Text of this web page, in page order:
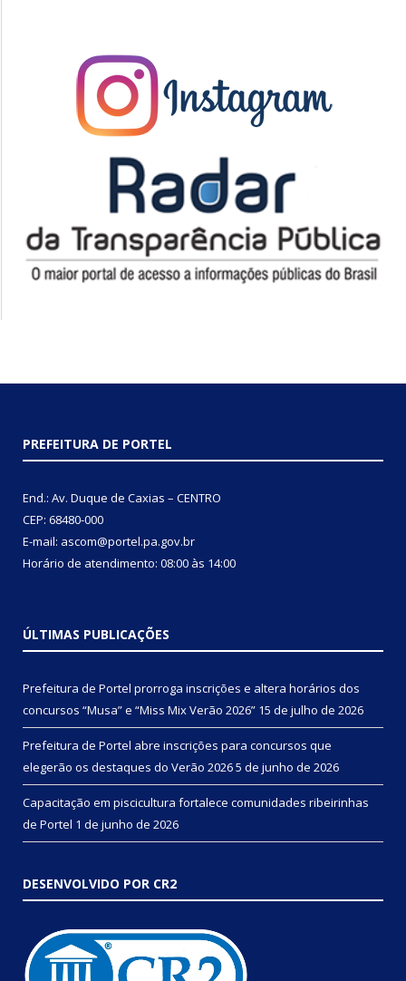
PREFEITURA DE PORTEL
End.: Av. Duque de Caxias – CENTRO
CEP: 68480-000
E-mail: ascom@portel.pa.gov.br
Horário de atendimento: 08:00 às 14:00
ÚLTIMAS PUBLICAÇÕES
Prefeitura de Portel prorroga inscrições e altera horários dos
concursos “Musa” e “Miss Mix Verão 2026” 15 de julho de 2026
Prefeitura de Portel abre inscrições para concursos que
elegerão os destaques do Verão 20265 de junho de 2026
Capacitação em piscicultura fortalece comunidades ribeirinhas
de Portel 1 de junho de 2026
DESENVOLVIDO POR CR2